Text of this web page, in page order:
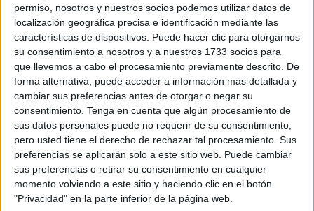
permiso, nosotros y nuestros socios podemos utilizar datos de
localización geográfica precisa e identificación mediante las
características de dispositivos. Puede hacer clic para otorgarnos
su consentimiento a nosotros y a nuestros 1733 socios para
que llevemos a cabo el procesamiento previamente descrito. De
forma alternativa, puede acceder a información más detallada y
cambiar sus preferencias antes de otorgar o negar su
consentimiento. Tenga en cuenta que algún procesamiento de
sus datos personales puede no requerir de su consentimiento,
pero usted tiene el derecho de rechazar tal procesamiento. Sus
preferencias se aplicarán solo a este sitio web. Puede cambiar
sus preferencias o retirar su consentimiento en cualquier
momento volviendo a este sitio y haciendo clic en el botón
"Privacidad" en la parte inferior de la página web.
con objetividad a este fenómeno debemos respondernos a
las siguientes preguntas: ¿Quiénes propician la
construcción de las identidades asesinas? ¿Cuáles son
éstas? ¿Qué relación existe entre ellas y el hundimiento de
las civilizaciones, especialmente las occidentales?
Curioso, o tal vez paradigmático, es que el autor trabaje,
resida y publique en Francia donde está siendo realmente
complejo conseguir una interculturalidad y lograr que
muchos franceses, dejen de ver a una parte de su
población comobognoles, palabra utilizada para designar
despectivamente a los nativos árabes del norte de África,